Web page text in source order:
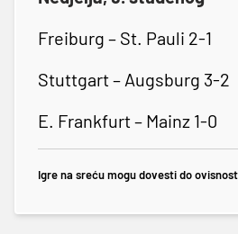
Freiburg – St. Pauli 2-1
Stuttgart – Augsburg 3-2
E. Frankfurt – Mainz 1-0
Igre na sreću mogu dovesti do